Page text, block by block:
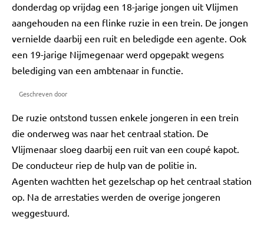
donderdag op vrijdag een 18-jarige jongen uit Vlijmen
aangehouden na een flinke ruzie in een trein. De jongen
vernielde daarbij een ruit en beledigde een agente. Ook
een 19-jarige Nijmegenaar werd opgepakt wegens
belediging van een ambtenaar in functie.
Geschreven door
De ruzie ontstond tussen enkele jongeren in een trein
die onderweg was naar het centraal station. De
Vlijmenaar sloeg daarbij een ruit van een coupé kapot.
De conducteur riep de hulp van de politie in.
Agenten wachtten het gezelschap op het centraal station
op. Na de arrestaties werden de overige jongeren
weggestuurd.